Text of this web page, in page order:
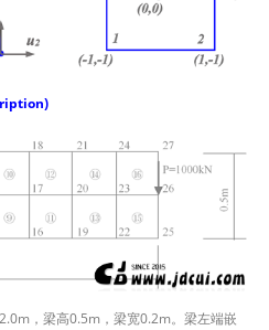
，梁高0.5m，梁宽0.2m。梁左端嵌